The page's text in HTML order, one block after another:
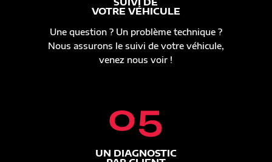
VOTRE VÉHICULE
Une question ? Un problème technique ?
Nous assurons le suivi de votre véhicule,
venez nous voir !
05
UN DIAGNOSTIC